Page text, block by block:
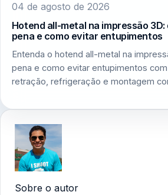
04 de agosto de 2026
Hotend all-metal na impressão 3D:
pena e como evitar entupimentos
Entenda o hotend all-metal na
pena e como evitar entupimentos
retração, refrigeração e montagem
Sobre o autor